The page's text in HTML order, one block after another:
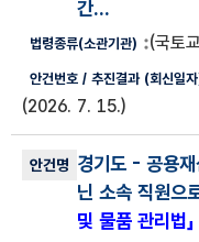
간...
(국토
(2026. 7. 15.)
경기도 - 공용재
닌 소속 직원으
및 물품 관리법